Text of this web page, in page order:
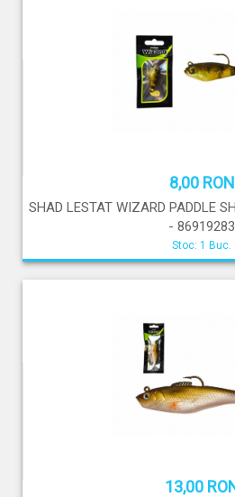
8,00 RON
SHAD LESTAT WIZARD PADDLE
- 86919283
Stoc: 1 Buc.
13,00